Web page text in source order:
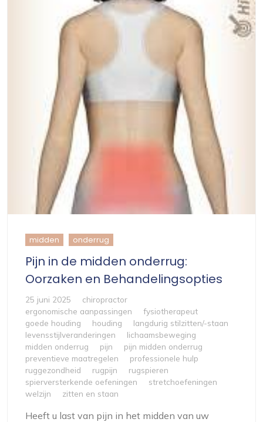
midden onderrug
Pijn in de midden onderrug:
Oorzaken en Behandelingsopties
25 juni 2025
chiropractor
ergonomische aanpassingen
fysiotherapeut
goede houding
houding
langdurig stilzitten/-staan
levensstijlveranderingen
lichaamsbeweging
midden onderrug
pijn
pijn midden onderrug
preventieve maatregelen
professionele hulp
ruggezondheid
rugpijn
rugspieren
spierversterkende oefeningen
stretchoefeningen
welzijn
zitten en staan
Heeft u last van pijn in het midden van uw